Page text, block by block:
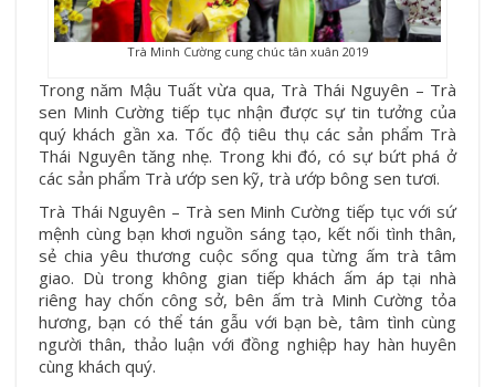
Trà Minh Cường cung chúc tân xuân 2019
Trong năm Mậu Tuất vừa qua, Trà Thái Nguyên – Trà
sen Minh Cường tiếp tục nhận được sự tin tưởng của
quý khách gần xa. Tốc độ tiêu thụ các sản phẩm Trà
Thái Nguyên tăng nhẹ. Trong khi đó, có sự bứt phá ở
các sản phẩm Trà ướp sen kỹ, trà ướp bông sen tươi.
Trà Thái Nguyên – Trà sen Minh Cường tiếp tục với sứ
mệnh cùng bạn khơi nguồn sáng tạo, kết nối tình thân,
sẻ chia yêu thương cuộc sống qua từng ấm trà tâm
giao. Dù trong không gian tiếp khách ấm áp tại nhà
riêng hay chốn công sở, bên ấm trà Minh Cường tỏa
hương, bạn có thể tán gẫu với bạn bè, tâm tình cùng
người thân, thảo luận với đồng nghiệp hay hàn huyên
cùng khách quý.